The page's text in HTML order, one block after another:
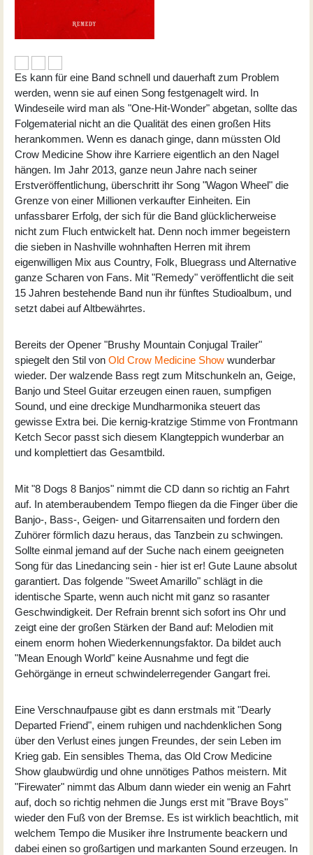
Es kann für eine Band schnell und dauerhaft zum Problem
werden, wenn sie auf einen Song festgenagelt wird. In
Windeseile wird man als "One-Hit-Wonder" abgetan, sollte das
Folgematerial nicht an die Qualität des einen großen Hits
herankommen. Wenn es danach ginge, dann müssten Old
Crow Medicine Show ihre Karriere eigentlich an den Nagel
hängen. Im Jahr 2013, ganze neun Jahre nach seiner
Erstveröffentlichung, überschritt ihr Song "Wagon Wheel" die
Grenze von einer Millionen verkaufter Einheiten. Ein
unfassbarer Erfolg, der sich für die Band glücklicherweise
nicht zum Fluch entwickelt hat. Denn noch immer begeistern
die sieben in Nashville wohnhaften Herren mit ihrem
eigenwilligen Mix aus Country, Folk, Bluegrass und Alternative
ganze Scharen von Fans. Mit "Remedy" veröffentlicht die seit
15 Jahren bestehende Band nun ihr fünftes Studioalbum, und
setzt dabei auf Altbewährtes.
Bereits der Opener "Brushy Mountain Conjugal Trailer"
spiegelt den Stil von Old Crow Medicine Show wunderbar
wieder. Der walzende Bass regt zum Mitschunkeln an, Geige,
Banjo und Steel Guitar erzeugen einen rauen, sumpfigen
Sound, und eine dreckige Mundharmonika steuert das
gewisse Extra bei. Die kernig-kratzige Stimme von Frontmann
Ketch Secor passt sich diesem Klangteppich wunderbar an
und komplettiert das Gesamtbild.
Mit "8 Dogs 8 Banjos" nimmt die CD dann so richtig an Fahrt
auf. In atemberaubendem Tempo fliegen da die Finger über die
Banjo-, Bass-, Geigen- und Gitarrensaiten und fordern den
Zuhörer förmlich dazu heraus, das Tanzbein zu schwingen.
Sollte einmal jemand auf der Suche nach einem geeigneten
Song für das Linedancing sein - hier ist er! Gute Laune absolut
garantiert. Das folgende "Sweet Amarillo" schlägt in die
identische Sparte, wenn auch nicht mit ganz so rasanter
Geschwindigkeit. Der Refrain brennt sich sofort ins Ohr und
zeigt eine der großen Stärken der Band auf: Melodien mit
einem enorm hohen Wiederkennungsfaktor. Da bildet auch
"Mean Enough World" keine Ausnahme und fegt die
Gehörgänge in erneut schwindelerregender Gangart frei.
Eine Verschnaufpause gibt es dann erstmals mit "Dearly
Departed Friend", einem ruhigen und nachdenklichen Song
über den Verlust eines jungen Freundes, der sein Leben im
Krieg gab. Ein sensibles Thema, das Old Crow Medicine
Show glaubwürdig und ohne unnötiges Pathos meistern. Mit
"Firewater" nimmt das Album dann wieder ein wenig an Fahrt
auf, doch so richtig nehmen die Jungs erst mit "Brave Boys"
wieder den Fuß von der Bremse. Es ist wirklich beachtlich, mit
welchem Tempo die Musiker ihre Instrumente beackern und
dabei einen so großartigen und markanten Sound erzeugen. In